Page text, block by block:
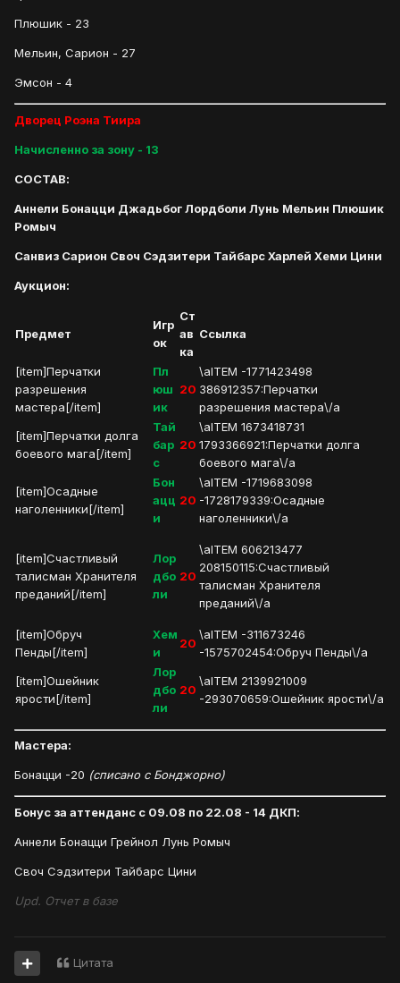
Плюшик - 23
Мельин, Сарион - 27
Эмсон - 4
Дворец Роэна Тиира
Начисленно за зону - 13
СОСТАВ:
Аннели Бонацци Джадьбог Лордболи Лунь Мельин Плюшик
Ромыч
Санвиз Сарион Своч Сэдзитери Тайбарс Харлей Хеми Цини
Аукцион:
Предмет
Игр
ок
Ст
ав
ка
Ссылка
[item]Перчатки
разрешения
мастера[/item]
Пл
юш
ик
20
\aITEM -1771423498
386912357:Перчатки
разрешения мастера\/a
[item]Перчатки долга
боевого мага[/item]
Тай
бар
с
20
\aITEM 1673418731
1793366921:Перчатки долга
боевого мага\/a
[item]Осадные
наголенники[/item]
Бон
ацц
и
20
\aITEM -1719683098
-1728179339:Осадные
наголенники\/a
[item]Счастливый
талисман Хранителя
преданий[/item]
Лор
дбо
ли
20
\aITEM 606213477
208150115:Счастливый
талисман Хранителя
преданий\/a
[item]Обруч
Пенды[/item]
Хем
и
20
\aITEM -311673246
-1575702454:Обруч Пенды\/a
[item]Ошейник
ярости[/item]
Лор
дбо
ли
20
\aITEM 2139921009
-293070659:Ошейник ярости\/a
Мастера:
Бонацци -20 (списано с Бонджорно)
Бонус за аттенданс с 09.08 по 22.08 - 14 ДКП:
Аннели Бонацци Грейнол Лунь Ромыч
Своч Сэдзитери Тайбарс Цини
Upd. Отчет в базе
Цитата